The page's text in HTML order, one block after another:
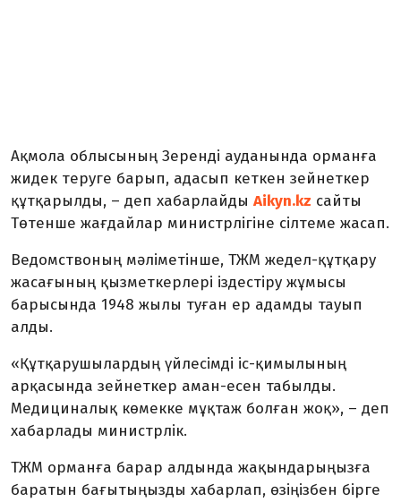
Ақмола облысының Зеренді ауданында орманға
жидек теруге барып, адасып кеткен зейнеткер
құтқарылды, – деп хабарлайды Aikyn.kz cайты
Төтенше жағдайлар министрлігіне сілтеме жасап.
Ведомствоның мәліметінше, ТЖМ жедел-құтқару
жасағының қызметкерлері іздестіру жұмысы
барысында 1948 жылы туған ер адамды тауып
алды.
«Құтқарушылардың үйлесімді іс-қимылының
арқасында зейнеткер аман-есен табылды.
Медициналық көмекке мұқтаж болған жоқ», – деп
хабарлады министрлік.
ТЖМ орманға барар алдында жақындарыңызға
баратын бағытыңызды хабарлап, өзіңізбен бірге